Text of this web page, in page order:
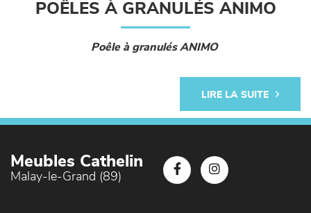
POÊLES À GRANULÉS ANIMO
Poêle à granulés ANIMO
LIRE LA SUITE
Meubles Cathelin
Malay-le-Grand (89)